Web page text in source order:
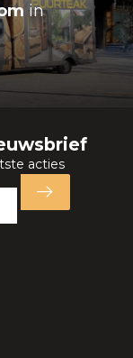
in
acties